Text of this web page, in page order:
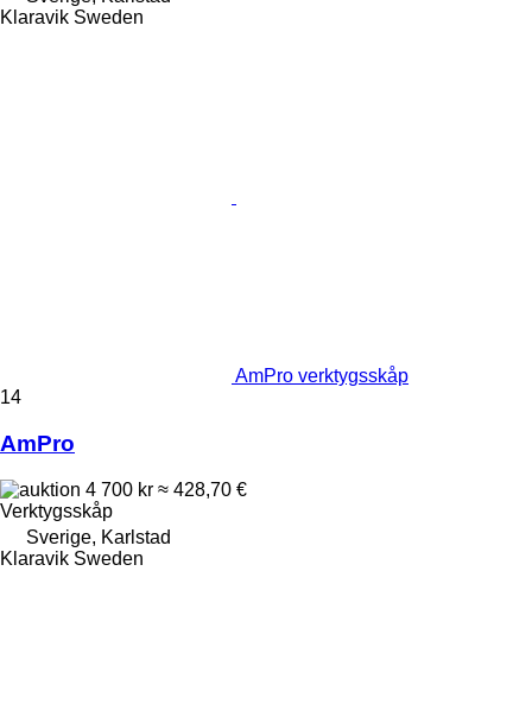
Klaravik Sweden
AmPro verktygsskåp
14
AmPro
4 700 kr ≈ 428,70 €
Verktygsskåp
Sverige, Karlstad
Klaravik Sweden